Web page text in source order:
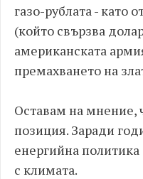
газо-рублата - като
(който свързва
американската
премахването на
Оставам на мнение,
позиция. Заради
енергийна
с климата.